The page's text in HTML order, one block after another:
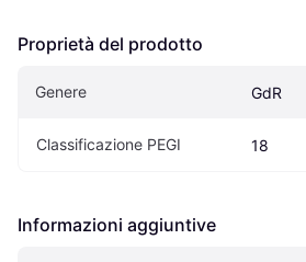
Proprietà del prodotto
Genere GdR
Classificazione PEGI 18
Informazioni aggiuntive